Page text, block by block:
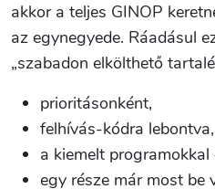
akkor a teljes GINOP
az egynegyede. Ráadásul
„szabadon elkölthető
prioritásonként,
felhívás-kódra lebontva,
a kiemelt programokkal
egy része már most be